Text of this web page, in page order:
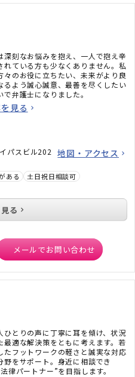
深刻なお悩みを抱え、一人で抱え辛
れている方も少なくありません。私
々のお役に立ちたい、未来がより良
るよう誠心誠意、最善を尽くしたい
で弁護士になりました。
見る
パスビル202 地図・アクセス
ある
土日祝日相談可
る
メールでお問い合わせ
ひとりの声に丁寧に耳を傾け、状況
最適な解決策をともに考えます。若
たフットワークの軽さと誠実な対応
野をサポート。身近に相談でき
律パートナー”を目指します。